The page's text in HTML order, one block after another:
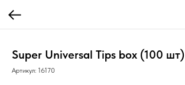
Super Universal Tips box (100 шт)
Артикул: 16170